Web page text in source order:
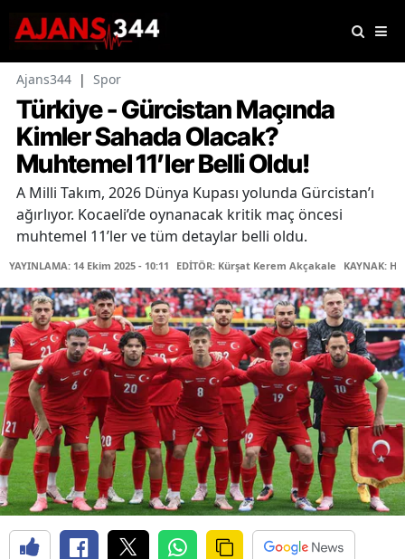
Ajans344 | Spor
Türkiye - Gürcistan Maçında
Kimler Sahada Olacak?
Muhtemel 11’ler Belli Oldu!
A Milli Takım, 2026 Dünya Kupası yolunda Gürcistan’ı
ağırlıyor. Kocaeli’de oynanacak kritik maç öncesi
muhtemel 11’ler ve tüm detaylar belli oldu.
YAYINLAMA: 14 Ekim 2025 - 10:11 EDİTÖR: Kürşat Kerem Akçakale KAYNAK: